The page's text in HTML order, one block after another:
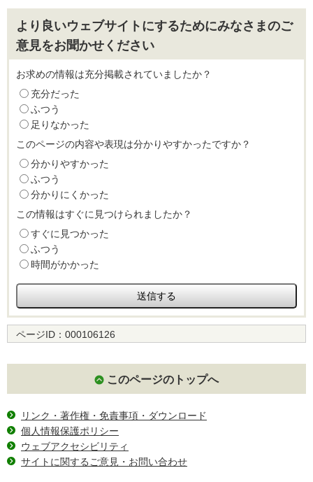
より良いウェブサイトにするためにみなさまのご
意見をお聞かせください
お求めの情報は充分掲載されていましたか？
充分だった
ふつう
足りなかった
このページの内容や表現は分かりやすかったですか？
分かりやすかった
ふつう
分かりにくかった
この情報はすぐに見つけられましたか？
すぐに見つかった
ふつう
時間がかかった
ページID： 000106126
このページのトップへ
リンク・著作権・免責事項・ダウンロード
個人情報保護ポリシー
ウェブアクセシビリティ
サイトに関するご意見・お問い合わせ